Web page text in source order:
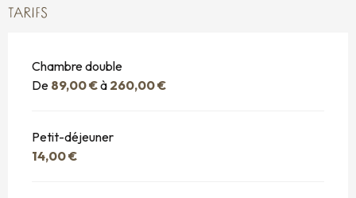
TARIFS
Chambre double
De 89,00 €à 260,00 €
Petit-déjeuner
14,00 €